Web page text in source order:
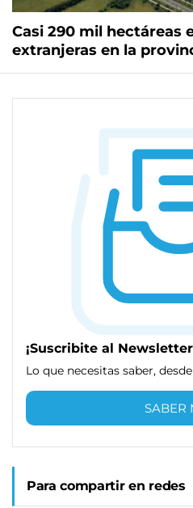
Casi 290 mil hectáreas
extranjeras en la
¡Suscribite al
Lo que necesitas saber,
SABER
Para compartir en redes